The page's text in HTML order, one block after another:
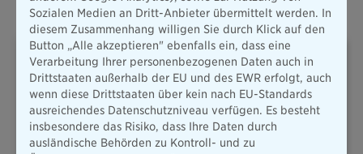
PLUSRENTE – DAS ADD-ON
FÜR IHRE
HAFTPFLICHT
Sozialen Medien an Dritt-Anbieter übermittelt werden. In
diesem Zusammenhang willigen Sie durch Klick auf den
Button „Alle akzeptieren" ebenfalls ein, dass eine
Verarbeitung Ihrer personenbezogenen Daten auch in
Drittstaaten außerhalb der EU und des EWR erfolgt, auch
wenn diese Drittstaaten über kein nach EU-Standards
ausreichendes Datenschutzniveau verfügen. Es besteht
insbesondere das Risiko, dass Ihre Daten durch
ausländische Behörden zu Kontroll- und zu